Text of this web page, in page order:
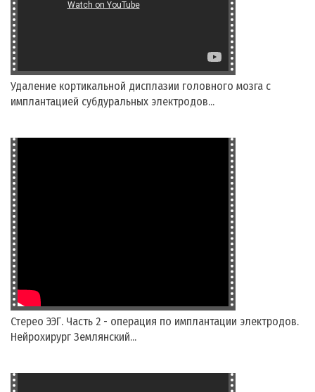
Удаление кортикальной дисплазии головного мозга с
имплантацией субдуральных электродов...
Стерео ЭЭГ. Часть 2 - операция по имплантации электродов.
Нейрохирург Землянский...